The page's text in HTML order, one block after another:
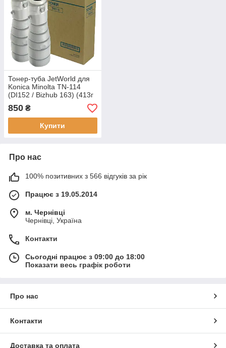
Тонер-туба JetWorld для
Konica Minolta TN-114
(DI152 / Bizhub 163) (413г
x 2шт.)
850 ₴
Купити
Про нас
100% позитивних з 566 відгуків за рік
Працює з 19.05.2014
м. Чернівці
Чернівці, Україна
Контакти
Сьогодні працює з 09:00 до 18:00
Показати весь графік роботи
Про нас
Контакти
Доставка та оплата